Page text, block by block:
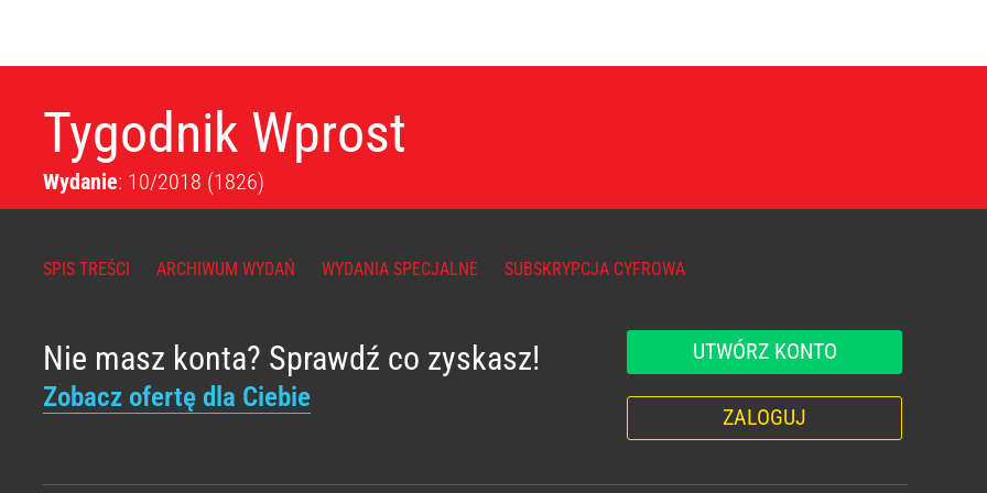
Tygodnik Wprost
Wydanie: 10/2018 (1826)
SPIS TREŚCI ARCHIWUM WYDAŃ WYDANIA SPECJALNE SUBSKRYPCJA CYFROWA
Nie masz konta? Sprawdź co zyskasz!
Zobacz ofertę dla Ciebie
UTWÓRZ KONTO
ZALOGUJ